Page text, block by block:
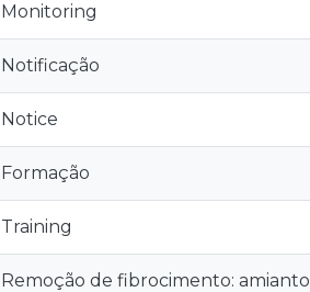
Monitoring
Notificação
Notice
Formação
Training
Remoção de fibrocimento: amianto